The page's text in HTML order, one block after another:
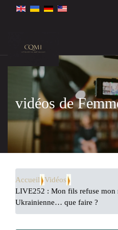
vidéos de
Accueil Vidéos
LIVE252 : Mon fils refuse mon
Ukrainienne… que faire ?